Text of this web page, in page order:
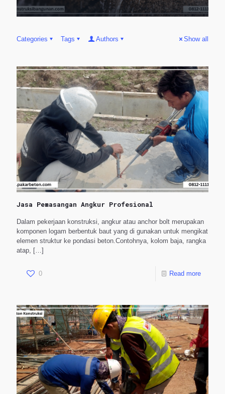
Categories Tags Authors Show all
Jasa Pemasangan Angkur Profesional
Dalam pekerjaan konstruksi, angkur atau anchor bolt merupakan
komponen logam berbentuk baut yang di gunakan untuk mengikat
elemen struktur ke pondasi beton.Contohnya, kolom baja, rangka
atap,
[…]
0 Read more